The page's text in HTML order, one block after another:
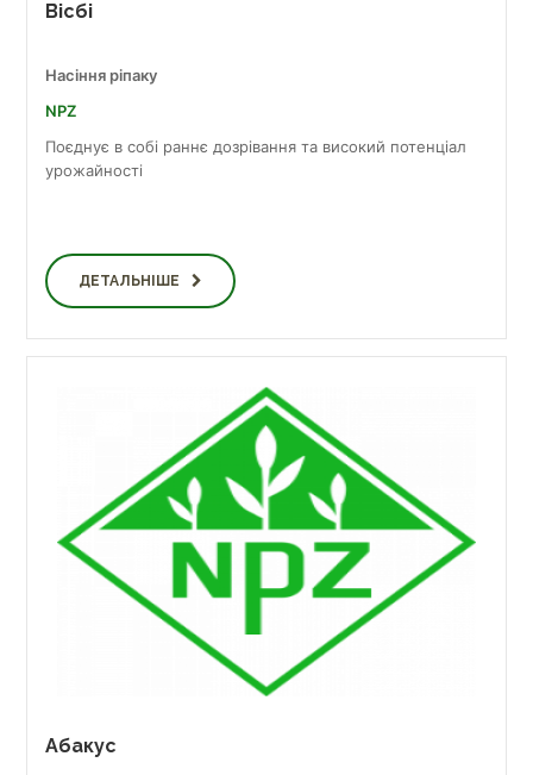
Вісбі
Насіння ріпаку
NPZ
Поєднує в собі раннє дозрівання та високий потенціал
урожайності
ДЕТАЛЬНІШЕ
Абакус